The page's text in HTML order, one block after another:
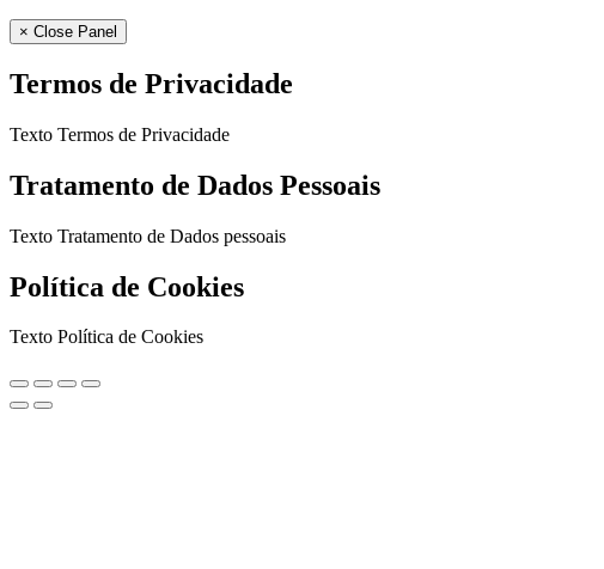
× Close Panel
Termos de Privacidade
Texto Termos de Privacidade
Tratamento de Dados Pessoais
Texto Tratamento de Dados pessoais
Política de Cookies
Texto Política de Cookies